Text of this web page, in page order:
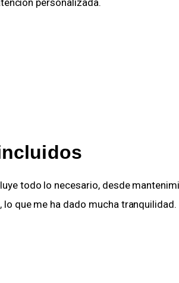
personalizada.
todo lo necesario, desde
que me ha dado mucha tranquilidad.